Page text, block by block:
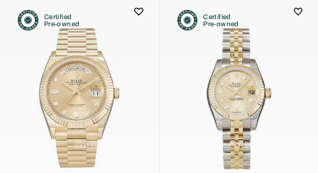
Certified
Pre-owned
Certified
Pre-owned